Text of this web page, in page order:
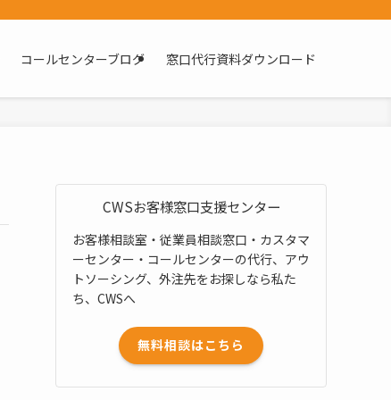
コールセンターブログ 窓口代行資料ダウンロード
CWSお客様窓口支援センター
お客様相談室・従業員相談窓口・カスタマ
ーセンター・コールセンターの代行、アウ
トソーシング、外注先をお探しなら私た
ち、CWSへ
無料相談はこちら